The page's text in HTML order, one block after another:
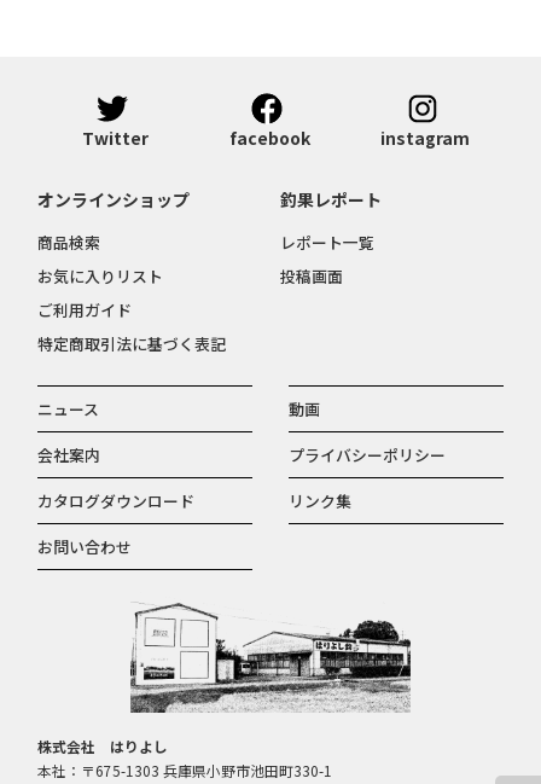
Twitter facebook instagram
株式会社 はりよし
本社：〒675-1303 兵庫県小野市池田町330-1
ニュース
動画
会社案内
プライバシーポリシー
カタログダウンロード
リンク集
お問い合わせ
オンラインショップ
商品検索
お気に入りリスト
ご利用ガイド
特定商取引法に基づく表記
釣果レポート
レポート一覧
投稿画面